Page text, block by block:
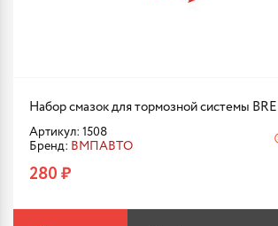
Набор смазок для тормозной системы
Артикул: 1508
Бренд: ВМПАВТО
280 ₽